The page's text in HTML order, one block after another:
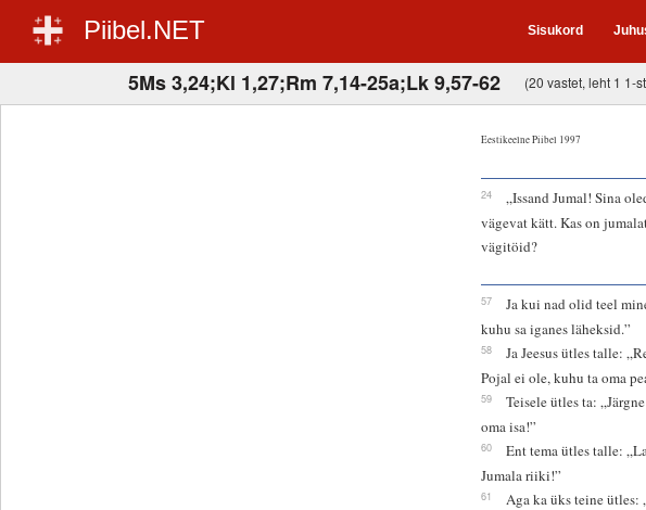
Piibel.NET Sisukord
5Ms 3,24;Kl 1,27;Rm 7,14-25a;Lk 9,57-62 (20 vastet, leht 1 1-
Eestikeelne Piibel 1997
24
„Issand Jumal! Sina
vägevat kätt. Kas on
vägitöid?
57
Ja kui nad olid teel
kuhu sa iganes läheksid.”
58
Ja Jeesus ütles talle:
Pojal ei ole, kuhu ta oma
59
Teisele ütles ta:
oma isa!”
60
Ent tema ütles talle:
Jumala riiki!”
61
Aga ka üks teine ütles: